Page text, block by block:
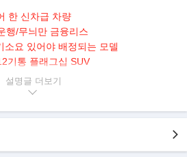
한 신차급 차량
행/무늬만 금융리스
소요 있어야 배정되는 모델
기통 플래그십 SUV
유
설명글